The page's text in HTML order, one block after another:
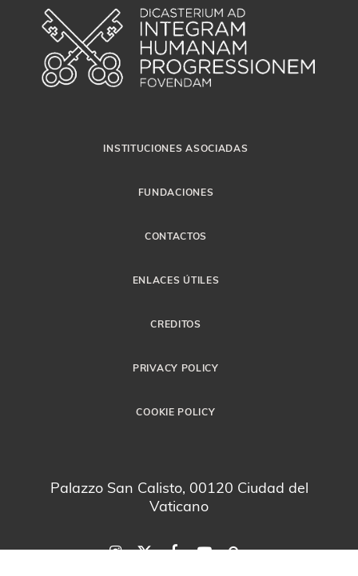
INSTITUCIONES ASOCIADAS
FUNDACIONES
CONTACTOS
ENLACES ÚTILES
CREDITOS
PRIVACY POLICY
COOKIE POLICY
Palazzo San Calisto, 00120 Ciudad del
Vaticano